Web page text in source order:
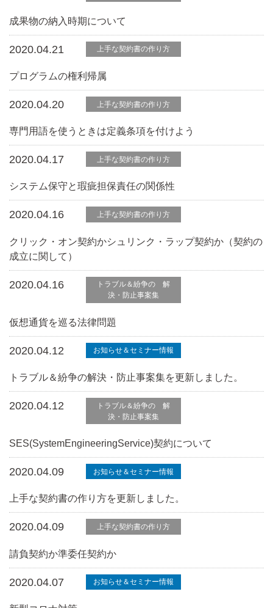
成果物の納入時期について
2020.04.21 上手な契約書の作り方
プログラムの権利帰属
2020.04.20 上手な契約書の作り方
専門用語を使うときは定義条項を付けよう
2020.04.17 上手な契約書の作り方
システム保守と瑕疵担保責任の関係性
2020.04.16 上手な契約書の作り方
クリック・オン契約かシュリンク・ラップ契約か（契約の
成立に関して）
2020.04.16
トラブル＆紛争の 解
決・防止事案集
仮想通貨を巡る法律問題
2020.04.12 お知らせ＆セミナー情報
トラブル＆紛争の解決・防止事案集を更新しました。
2020.04.12
トラブル＆紛争の 解
決・防止事案集
SES(SystemEngineeringService)契約について
2020.04.09 お知らせ＆セミナー情報
上手な契約書の作り方を更新しました。
2020.04.09 上手な契約書の作り方
請負契約か準委任契約か
2020.04.07 お知らせ＆セミナー情報